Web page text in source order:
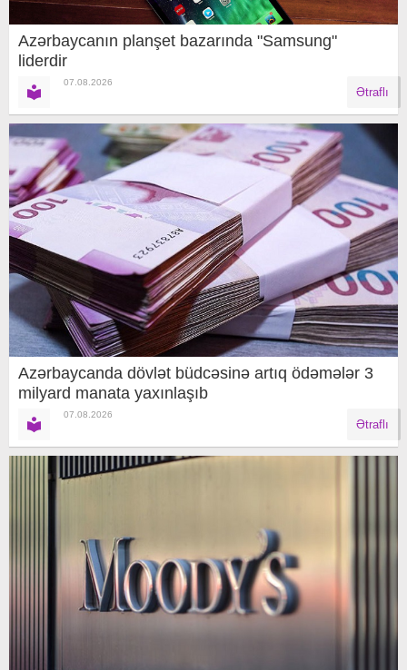
Azərbaycanın planşet bazarında "Samsung"
liderdir
07.08.2026
Ətraflı
Azərbaycanda dövlət büdcəsinə artıq ödəmələr 3
milyard manata yaxınlaşıb
07.08.2026
Ətraflı